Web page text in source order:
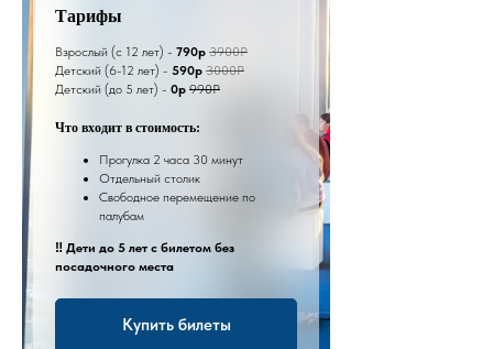
Тарифы
Взрослый (с 12 лет) - 790р 3900Р
Детский (6-12 лет) - 590р 3000Р
Детский (до 5 лет) - 0р 990Р
Что входит в стоимость:
Прогулка 2 часа 30 минут
Отдельный столик
Свободное перемещение по
палубам
‼️ Дети до 5 лет с билетом без
посадочного места
Купить билеты